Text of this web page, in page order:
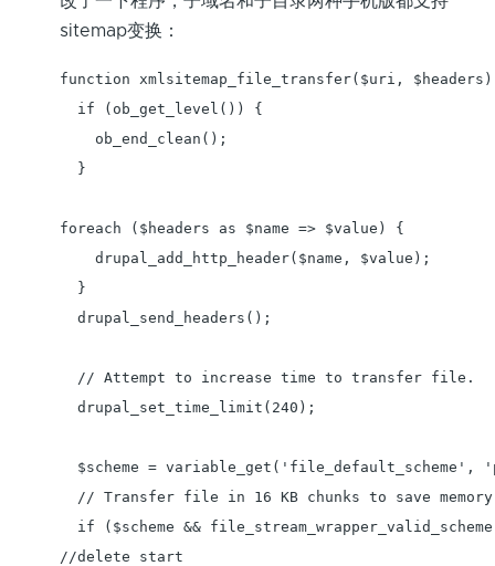
sitemap变换：
function xmlsitemap_file_transfer($uri,
  if (ob_get_level()) {
    ob_end_clean();
  }
foreach ($headers as $name => $value) {
    drupal_add_http_header($name, $value);
  }
  drupal_send_headers();
  // Attempt to increase time to transfer file.
  drupal_set_time_limit(240);
$scheme = variable_get('file_default_scheme',
// Transfer file in 16 KB chunks to save
if ($scheme &&
//delete start